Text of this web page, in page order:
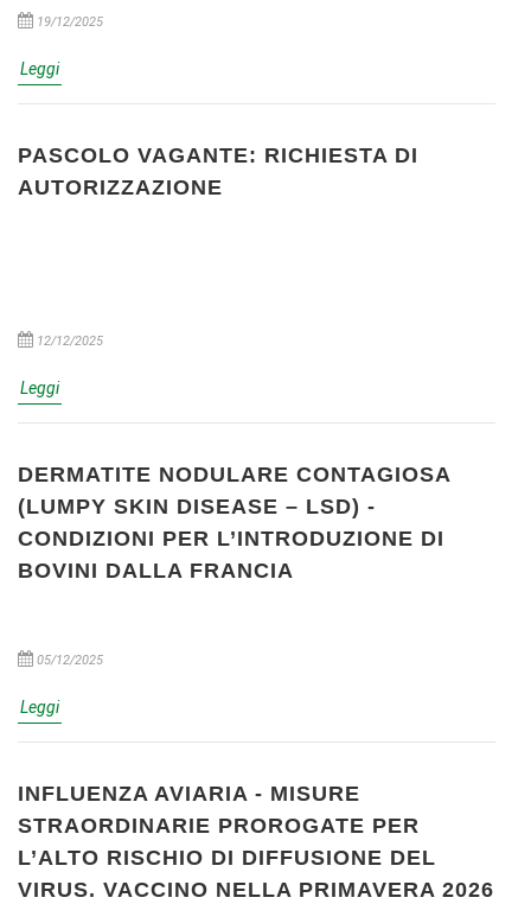
19/12/2025
Leggi
PASCOLO VAGANTE: RICHIESTA DI
AUTORIZZAZIONE
12/12/2025
Leggi
DERMATITE NODULARE CONTAGIOSA
(LUMPY SKIN DISEASE – LSD) -
CONDIZIONI PER L’INTRODUZIONE DI
BOVINI DALLA FRANCIA
05/12/2025
Leggi
INFLUENZA AVIARIA - MISURE
STRAORDINARIE PROROGATE PER
L’ALTO RISCHIO DI DIFFUSIONE DEL
VIRUS. VACCINO NELLA PRIMAVERA 2026